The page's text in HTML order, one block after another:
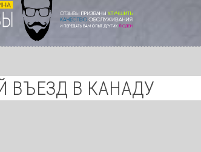
ВЪЕЗД В КАНАДУ